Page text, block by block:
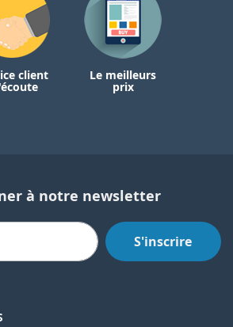
client Le meilleurs
prix
à notre newsletter
S'inscrire